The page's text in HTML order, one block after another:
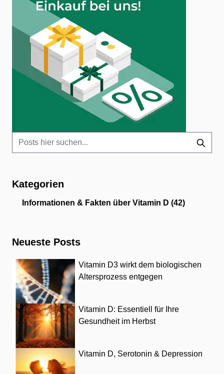
Kategorien
Informationen & Fakten über Vitamin D (42)
Neueste Posts
Vitamin D3 wirkt dem biologischen
Altersprozess entgegen
Vitamin D: Essentiell für Ihre
Gesundheit im Herbst
Vitamin D, Serotonin & Depression